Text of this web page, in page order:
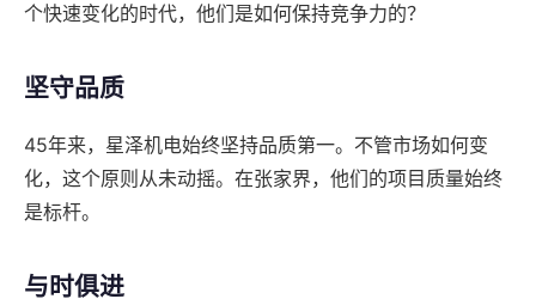
个快速变化的时代，他们是如何保持竞争力的？
坚守品质
45年来，星泽机电始终坚持品质第一。不管市场如何变
化，这个原则从未动摇。在张家界，他们的项目质量始终
是标杆。
与时俱进